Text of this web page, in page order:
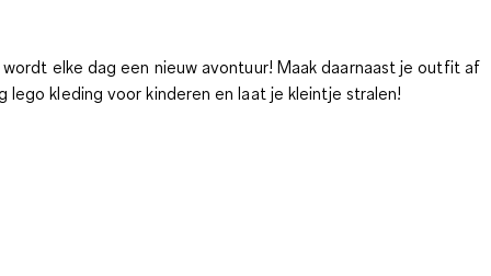
elke dag een nieuw avontuur! Maak daarnaast je outfit af
kleding voor kinderen en laat je kleintje stralen!